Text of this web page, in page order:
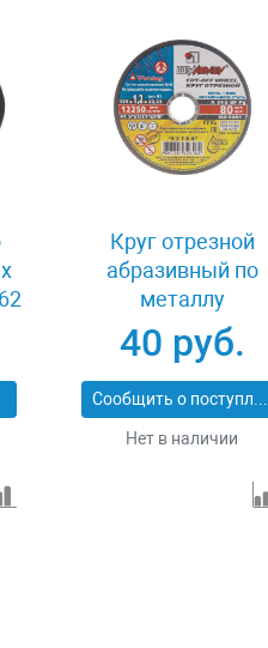
Круг отрезной
абразивный по
металлу
125x1.2x22.2 мм
Луга 3612-125-1.2
40 руб.
Сообщить о поступлении
Нет в наличии